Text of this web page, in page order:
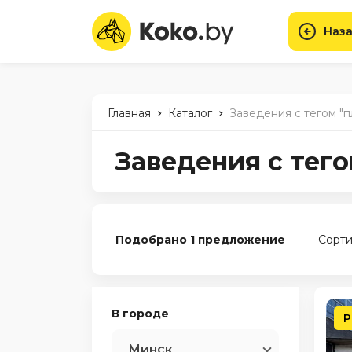
Главная - Каталог - Заведения с тегом
Заведения с
Подобрано 1 предложение
В городе